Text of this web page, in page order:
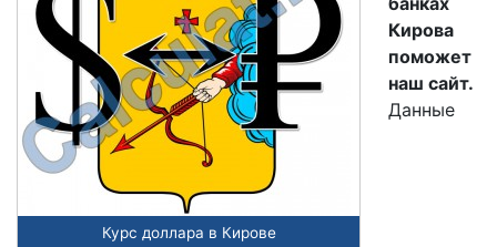
Курс доллара в Кирове
Кирова
поможет
наш сайт.
Данные